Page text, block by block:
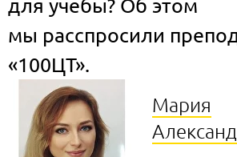
для учебы? Об этом
мы расспросили
«100ЦТ».
Мария